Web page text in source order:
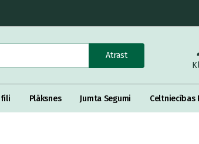
Atrast
Plāksnes Jumta Segumi Celtniecības